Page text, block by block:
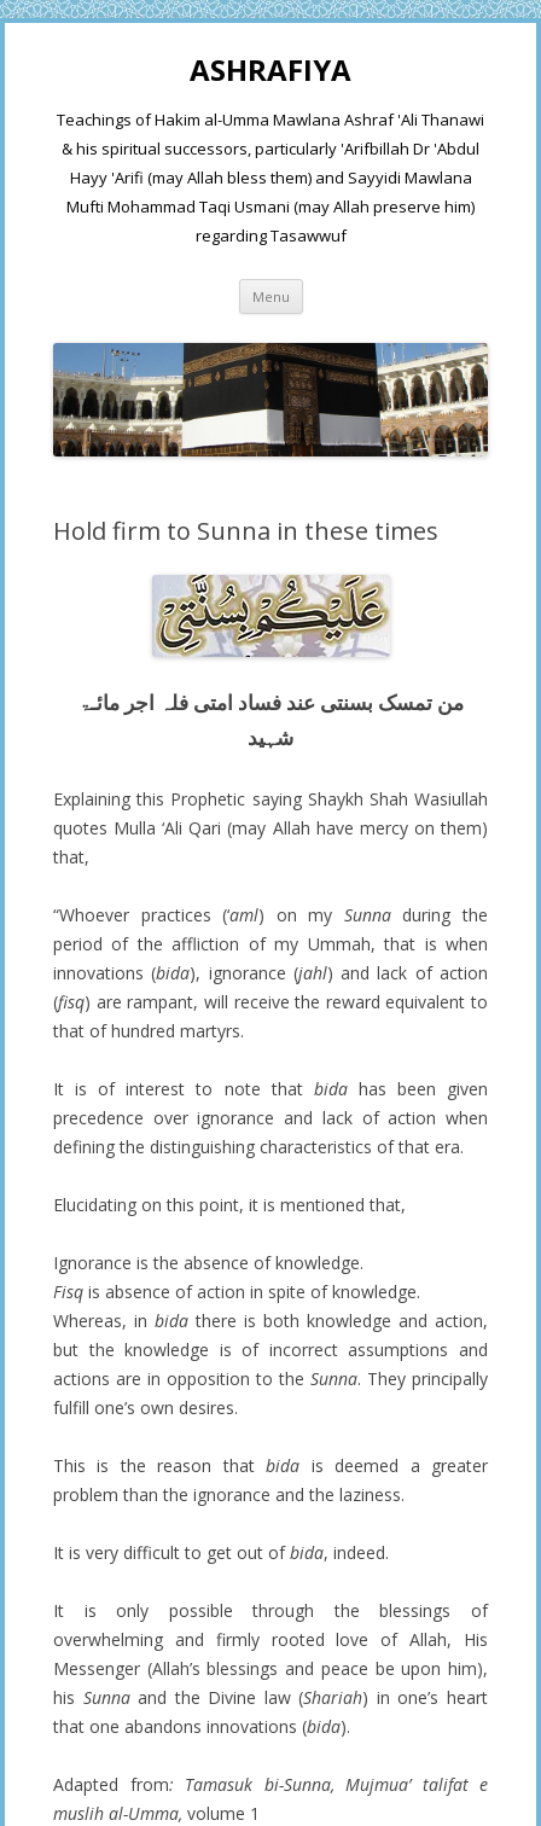
ASHRAFIYA
Teachings of Hakim al-Umma Mawlana Ashraf 'Ali Thanawi
& his spiritual successors, particularly 'Arifbillah Dr 'Abdul
Hayy 'Arifi (may Allah bless them) and Sayyidi Mawlana
Mufti Mohammad Taqi Usmani (may Allah preserve him)
regarding Tasawwuf
Menu Skip
content
Hold firm to Sunna in these times
من تمسک بسنتی عند فساد امتی فلہ اجر مائـۃ
شہید
Explaining this Prophetic saying Shaykh Shah Wasiullah
quotes Mulla ‘Ali Qari (may Allah have mercy on them)
that,
“Whoever practices (‘aml) on my Sunnaduring the
period of the affliction of my Ummah, that is when
innovations (bida), ignorance (jahl) and lack of action
(fisq) are rampant, will receive the reward equivalent to
that of hundred martyrs.
It is of interest to note that bidahas been given
precedence over ignorance and lack of action when
defining the distinguishing characteristics of that era.
Elucidating on this point, it is mentioned that,
Ignorance is the absence of knowledge.
Fisq is absence of action in spite of knowledge.
Whereas, in bida there is both knowledge and action,
but the knowledge is of incorrect assumptions and
actions are in opposition to the Sunna. They principally
fulfill one’s own desires.
This is the reason thatbida is deemed a greater
problem than the ignorance and the laziness.
It is very difficult to get out ofbida, indeed.
It is only possible through the blessings of
overwhelming and firmly rooted love of Allah, His
Messenger (Allah’s blessings and peace be upon him),
his Sunnaand the Divine law (Shariah) in one’s heart
that one abandons innovations (bida).
Adapted from: Tamasuk bi-Sunna, Mujmua’ talifat e
muslih al-Umma, volume 1